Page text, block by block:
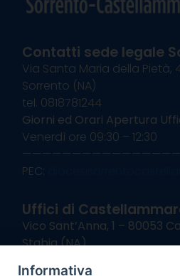
Contatti sede legale
Via Santa Maria della Pietà,
Sorrento (NA)
tel. 0818781244
Giorni ed Orari Apertura
Venerdì ore 09:30 – 12:30
PEC:
Uffici di
Vico Sant’Anna, 1 – 80053
Stabia (NA)
Informativa